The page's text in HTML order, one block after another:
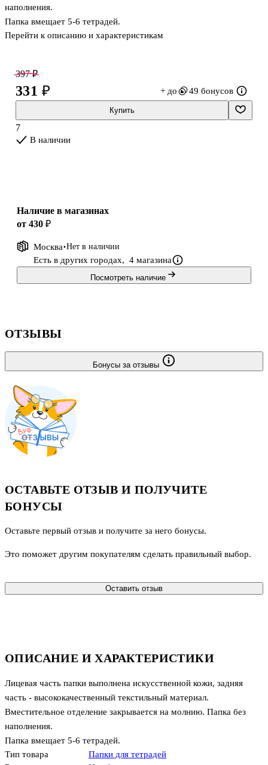
наполнения.
Папка вмещает 5-6 тетрадей.
Перейти к описанию и характеристикам
397 ₽
331 ₽ + до 49 бонусов
Купить
7
В наличии
Наличие в магазинах
от 430 ₽
Москва Нет в наличии
Есть в других городах, 4 магазина
Посмотреть наличие
ОПИСАНИЕ И ХАРАКТЕРИСТИКИ
Лицевая часть папки выполнена искусственной кожи, задняя
часть - высококачественный текстильный материал.
Вместительное отделение закрывается на молнию. Папка без
наполнения.
Папка вмещает 5-6 тетрадей.
Тип товара
Папки для тетрадей
ОТЗЫВЫ
Бонусы за отзывы
ОСТАВЬТЕ ОТЗЫВ И ПОЛУЧИТЕ
БОНУСЫ
Оставьте первый отзыв и получите за него бонусы.
Это поможет другим покупателям сделать правильный выбор.
Оставить отзыв